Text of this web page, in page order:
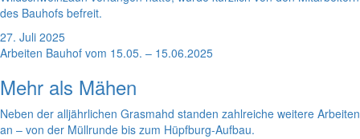
des Bauhofs befreit.
27. Juli 2025
Arbeiten Bauhof vom 15.05. – 15.06.2025
Mehr als Mähen
Neben der alljährlichen Grasmahd standen zahlreiche weitere Arbeiten
an – von der Müllrunde bis zum Hüpfburg-Aufbau.